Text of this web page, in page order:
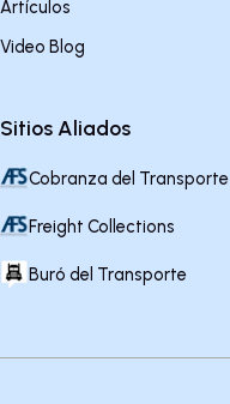
Artículos
Video Blog
Sitios Aliados
Cobranza del Transporte
Freight Collections
Buró del Transporte